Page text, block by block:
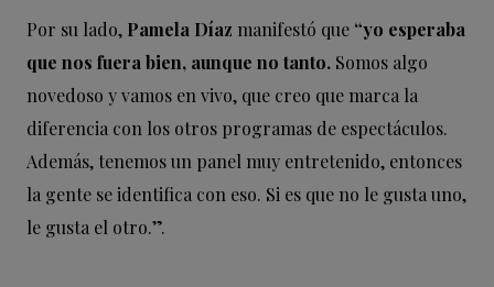
Por su lado, Pamela Díaz manifestó que “yo esperaba
que nos fuera bien, aunque no tanto. Somos algo
novedoso y vamos en vivo, que creo que marca la
diferencia con los otros programas de espectáculos.
Además, tenemos un panel muy entretenido, entonces
la gente se identifica con eso. Si es que no le gusta uno,
le gusta el otro.”.